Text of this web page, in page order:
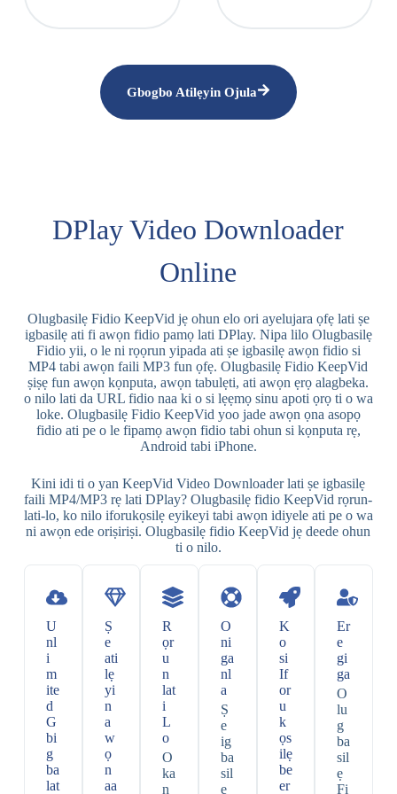
Gbogbo Atilẹyin Ojula
DPlay Video Downloader
Online
Olugbasilẹ Fidio KeepVid jẹ ohun elo ori ayelujara ọfẹ lati ṣe
igbasilẹ ati fi awọn fidio pamọ lati DPlay. Nipa lilo Olugbasilẹ
Fidio yii, o le ni rọọrun yipada ati ṣe igbasilẹ awọn fidio si
MP4 tabi awọn faili MP3 fun ọfẹ. Olugbasilẹ Fidio KeepVid
ṣiṣẹ fun awọn kọnputa, awọn tabulẹti, ati awọn ẹrọ alagbeka.
o nilo lati da URL fidio naa ki o si lẹẹmọ sinu apoti ọrọ ti o wa
loke. Olugbasilẹ Fidio KeepVid yoo jade awọn ọna asopọ
fidio ati pe o le fipamọ awọn fidio tabi ohun si kọnputa rẹ,
Android tabi iPhone.
Kini idi ti o yan KeepVid Video Downloader lati ṣe igbasilẹ
faili MP4/MP3 rẹ lati DPlay? Olugbasilẹ fidio KeepVid rọrun-
lati-lo, ko nilo iforukọsilẹ eyikeyi tabi awọn idiyele ati pe o wa
ni awọn ede oriṣiriṣi. Olugbasilẹ fidio KeepVid jẹ deede ohun
ti o nilo.
U
nl
i
m
ite
d
G
bi
g
ba
lat
Ṣ
e
ati
lẹ
yi
n
a
w
ọ
n
aa
R
ọr
u
n
lat
i
L
o
O
ka
n
O
ni
ga
nl
a
Ṣ
e
ig
ba
sil
ẹ
K
o
si
If
or
u
k
ọs
ilẹ
be
er
Er
e
gi
ga
O
lu
g
ba
sil
ẹ
Fi